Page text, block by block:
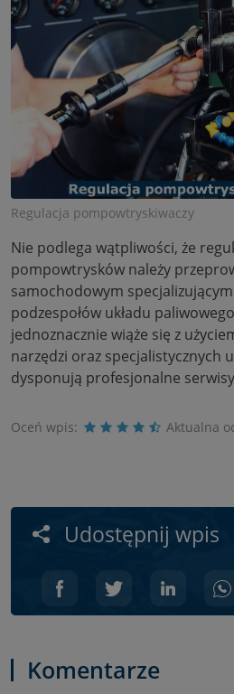
Regulacja pompowtryskiwaczy
Nie podlega wątpliwości, że
pompowtrysków należy
samochodowym
podzespołów układu
jednoznacznie wiąże się z
narzędzi oraz specjalistycznych
dysponują profesjonalne
Oceń wpis: Aktualna
Udostępnij wpis
Komentarze